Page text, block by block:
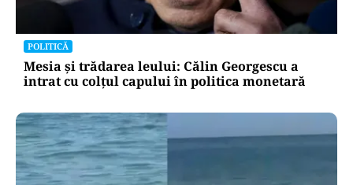
POLITICĂ
Mesia și trădarea leului: Călin Georgescu a
intrat cu colțul capului în politica monetară